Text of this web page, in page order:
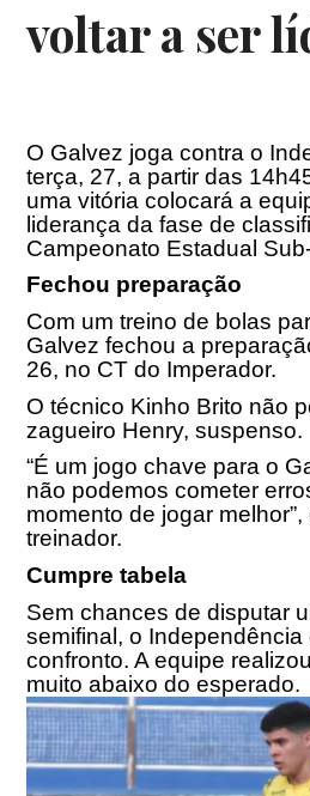
voltar a ser
O Galvez joga contra o
terça, 27, a partir das
uma vitória colocará a
liderança da fase de
Campeonato Estadual
Fechou preparação
Com um treino de bolas
Galvez fechou a
26, no CT do Imperador.
O técnico Kinho Brito não
zagueiro Henry, suspenso.
“É um jogo chave para o
não podemos cometer
momento de jogar
treinador.
Cumpre tabela
Sem chances de disputar
semifinal, o
confronto. A equipe
muito abaixo do esperado.